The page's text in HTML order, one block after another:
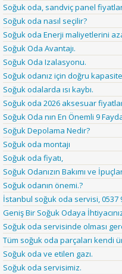
Soğuk oda, sandviç panel
Soğuk oda nasıl seçilir?
Soğuk oda Enerji maliyetlerini
Soğuk Oda Avantajı.
Soğuk Oda Izalasyonu.
Soğuk odanız için doğru
Soğuk odalarda ısı kaybı.
Soğuk oda 2026 aksesuar
Soğuk Oda nın En Önemli 9
Soğuk Depolama Nedir?
Soğuk oda montajı
Soğuk oda fiyatı,
Soğuk Odanızın Bakımı ve
Soğuk odanın önemi.?
İstanbul soğuk oda servisi, 0537
Geniş Bir Soğuk Odaya
Soğuk oda servisinde olması
Tüm soğuk oda parçaları kendi
Soğuk oda ve etilen gazı.
Soğuk oda servisimiz.